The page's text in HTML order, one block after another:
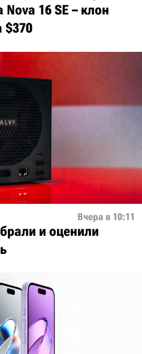
16 SE – клон
$370
Вчера в 10:11
и оценили